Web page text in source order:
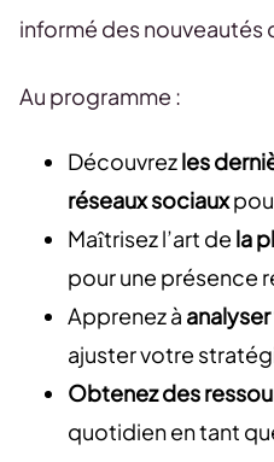
informé des
Au programme :
Découvrezles
réseaux sociaux
Maîtrisez l’art de la
pour une présence
Apprenez à
ajuster votre
Obtenez des
quotidien en tant